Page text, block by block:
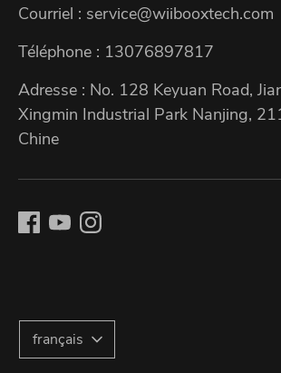
Courriel : service@wiibooxtech.com
Téléphone : 13076897817
Adresse : No. 128 Keyuan Road,
Xingmin Industrial Park Nanjing,
Chine
français